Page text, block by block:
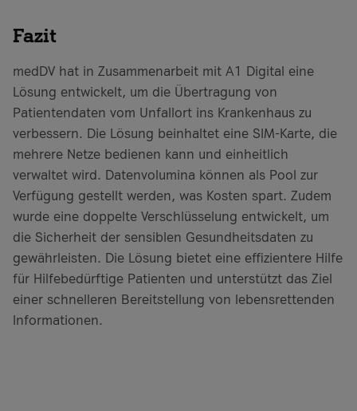
Fazit
medDV hat in Zusammenarbeit mit A1 Digital eine
Lösung entwickelt, um die Übertragung von
Patientendaten vom Unfallort ins Krankenhaus zu
verbessern. Die Lösung beinhaltet eine SIM-Karte, die
mehrere Netze bedienen kann und einheitlich
verwaltet wird. Datenvolumina können als Pool zur
Verfügung gestellt werden, was Kosten spart. Zudem
wurde eine doppelte Verschlüsselung entwickelt, um
die Sicherheit der sensiblen Gesundheitsdaten zu
gewährleisten. Die Lösung bietet eine effizientere Hilfe
für Hilfebedürftige Patienten und unterstützt das Ziel
einer schnelleren Bereitstellung von lebensrettenden
Informationen.